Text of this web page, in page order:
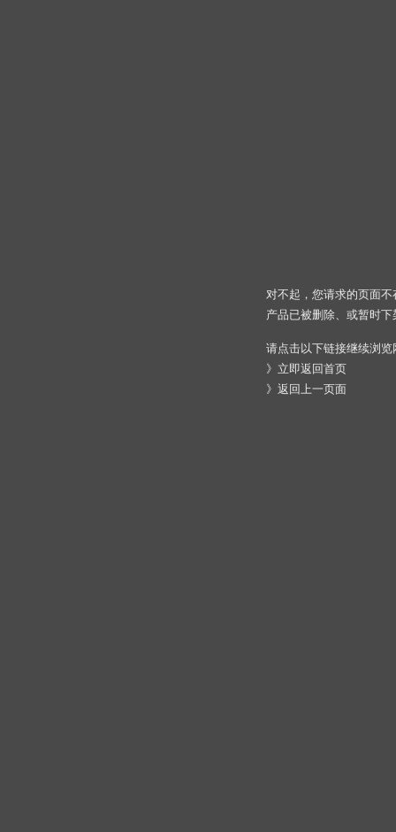
对不起，您请求的页面
产品已被删除、或暂时下
请点击以下链接继续浏览
》 立即返回首页
》 返回上一页面